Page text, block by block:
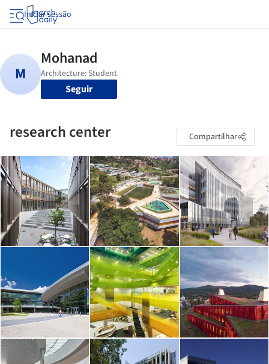
Iniciar sessão
Seguir
research center Compartilhar